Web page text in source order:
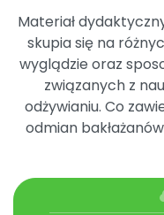
Pomoc
Promocje
Materiał
skupia się na
wyglądzie oraz
związanych z
odżywianiu. Co
odmian